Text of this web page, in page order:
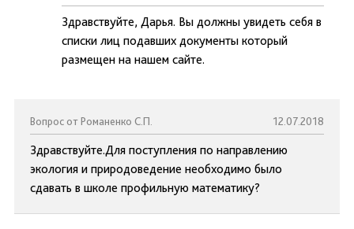
Здравствуйте, Дарья. Вы должны увидеть себя в
списки лиц подавших документы который
размещен на нашем сайте.
Вопрос от Романенко С.П. 12.07.2018
Здравствуйте.Для поступления по направлению
экология и природоведение необходимо было
сдавать в школе профильную математику?